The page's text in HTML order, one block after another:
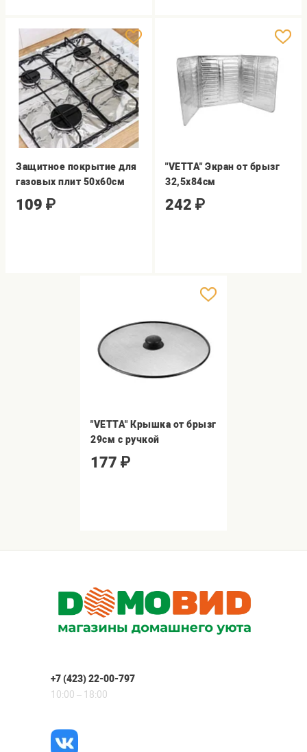
Защитное покрытие для
газовых плит 50х60см
109 ₽
"VETTA" Экран от брызг
32,5х84см
242 ₽
"VETTA" Крышка от брызг
29см с ручкой
177 ₽
+7 (423) 22-00-797
10:00 – 18:00